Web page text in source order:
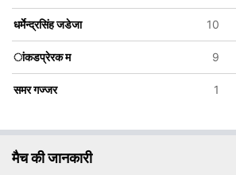
धर्मेन्द्रसिंह जडेजा 10
ांकडप्रेरक म 9
समर गज्जर 1
मैच की जानकारी